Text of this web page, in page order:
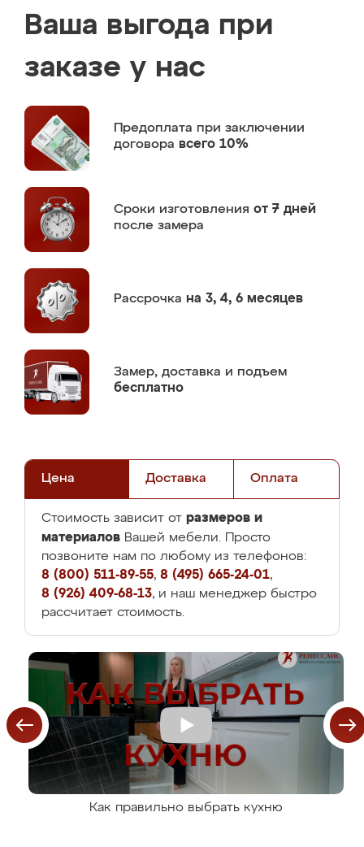
Ваша выгода при
заказе у нас
Предоплата при заключении
договора всего 10%
Сроки изготовления от 7 дней
после замера
Рассрочка на 3, 4, 6 месяцев
Замер, доставка и подъем
бесплатно
Цена Доставка Оплата
Стоимость зависит от размеров и
материалов Вашей мебели. Просто
позвоните нам по любому из телефонов:
8 (800) 511-89-55, 8 (495) 665-24-01,
8 (926) 409-68-13, и наш менеджер быстро
рассчитает стоимость.
Как правильно выбрать кухню